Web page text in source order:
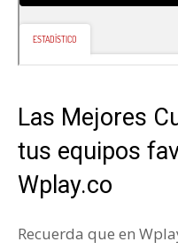
Las Mejores
tus equipos
Wplay.co
Recuerda que en